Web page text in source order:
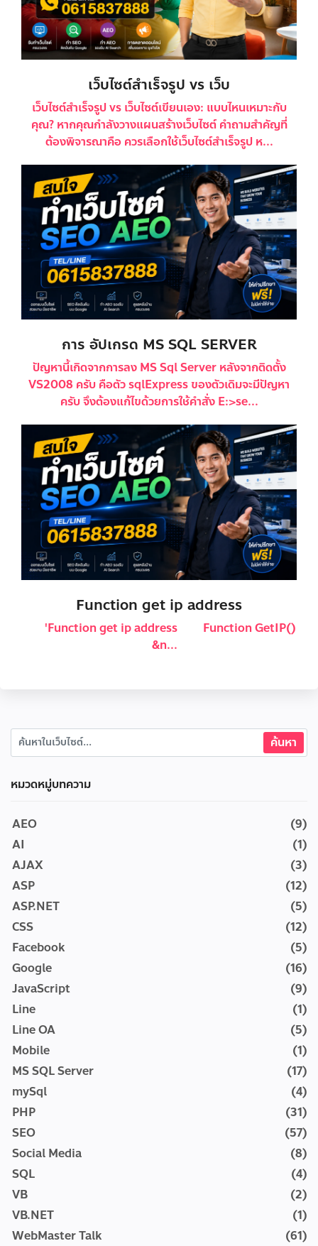
เว็บไซต์สำเร็จรูป vs เว็บ
เว็บไซต์สำเร็จรูป vs เว็บไซต์เขียนเอง: แบบไหนเหมาะกับ
คุณ? หากคุณกำลังวางแผนสร้างเว็บไซต์ คำถามสำคัญที่
ต้องพิจารณาคือ ควรเลือกใช้เว็บไซต์สำเร็จรูป ห...
การ อัปเกรด MS SQL SERVER
ปัญหานี้เกิดจากการลง MS Sql Server หลังจากติดตั้ง
VS2008 ครับ คือตัว sqlExpress ของตัวเดิมจะมีปัญหา
ครับ จึงต้องแก้ไขด้วยการใช้คำสั่ง E:>se...
Function get ip address
'Function get ip address Function GetIP()
&n...
หมวดหมู่บทความ
AEO
(9)
AI
(1)
AJAX
(3)
ASP
(12)
ASP.NET
(5)
CSS
(12)
Facebook
(5)
Google
(16)
JavaScript
(9)
Line
(1)
Line OA
(5)
Mobile
(1)
MS SQL Server
(17)
mySql
(4)
PHP
(31)
SEO
(57)
Social Media
(8)
SQL
(4)
VB
(2)
VB.NET
(1)
WebMaster Talk
(61)